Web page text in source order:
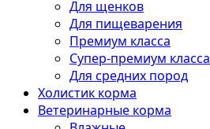
Для щенков
Для пищеварения
Премиум класса
Супер-премиум класса
Для средних пород
Холистик корма
Ветеринарные корма